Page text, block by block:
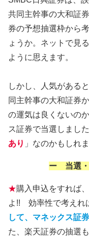
共同主幹事の大和証
券の予想抽選枠から
ょうか。ネットで見
ように思えます。
しかし、人気がある
同主幹事の大和証券
の運気は良くないの
ス証券で当選しまし
あり 」なのかもしれ
ー 当選
★購入申込をすれば
よ!! 効率性で考えれ
して、マネックス証
た、楽天証券の抽選